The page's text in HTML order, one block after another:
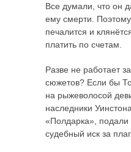
Все думали, что он
ему смерти.
печалится и
платить по счетам.
Разве не работает
сюжетов? Если бы
на рыжеволосой
наследники
«Полдарка»,
судебный иск за